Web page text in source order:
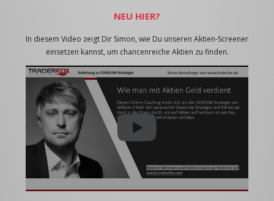
NEU HIER?
In diesem Video zeigt Dir Simon, wie Du unseren Aktien-Screener
einsetzen kannst, um chancenreiche Aktien zu finden.